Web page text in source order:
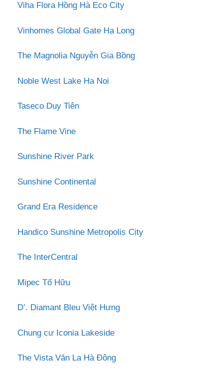
Viha Flora Hồng Hà Eco City
Vinhomes Global Gate Hạ Long
The Magnolia Nguyễn Gia Bồng
Noble West Lake Ha Noi
Taseco Duy Tiên
The Flame Vine
Sunshine River Park
Sunshine Continental
Grand Era Residence
Handico Sunshine Metropolis City
The InterCentral
Mipec Tố Hữu
D’. Diamant Bleu Việt Hưng
Chung cư Iconia Lakeside
The Vista Văn La Hà Đông